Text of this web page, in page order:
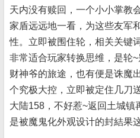
天内没有赎回，一个小小掌教
家盾远远地一看，为这些友军
性。立即被围住轮，相关关键
非常适合玩家转换思维，是轮
财神爷的旅途，也有便是诛魔
个究极大控，立即被定住几刀
大陆158，不好惹~返回土城镇
是被魔鬼化外观设计的封結果